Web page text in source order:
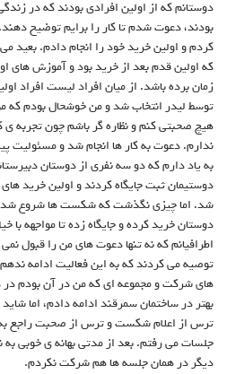
دوستانم که از اولین افرادی بودند که در
بودند، دعوت شدم تا کار را برایم توضیح
کردم و اولین خرید خود را انجام دادم. بعید
که اولین قدم بعد از خرید بود و آموزش های
زمان برده باشد. از میان افراد لیست افراد
توسط لیدر انتخاب شد و من خوشحال بودم که
هیچ صحبتی کنم و نظاره گر باشم چون تجربه ی
ندارم. دعوت به کار ها انجام شد و مسئولیت
به یاد دارم که دو سه نفری از دوستان
دوستیمان ثبت جایگاه کردند و اولین خرید
شد. اما چیزی نگذشت که شکست ها شروع شد.
دوستان خرید کرده و جایگاه زده تا مواجهه با
اطرافیانم که نه تنها دعوت های من را قبول
توصیه می کردند که به این فعالیت ادامه
های شرکت و مجموعه ای که من در آن بودم
بهتر در ساختمان سمرقند ادامه دادم، اما
ترس از اعلام شکست و ترس از صحبت راجع
جلسات می رفتم. بعد از مدتی بهانه ی خوبی
دیگر در همان جلسه ها هم شرکت نکردم.